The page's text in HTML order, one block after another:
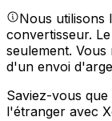
Nous utilisons
convertisseur.
seulement.
d'un envoi
Saviez-vous
l'étranger avec